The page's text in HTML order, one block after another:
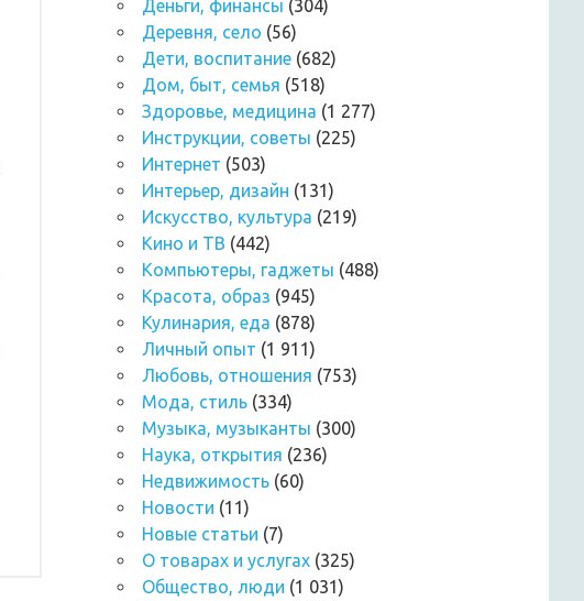
Деньги, финансы (304)
Деревня, село (56)
Дети, воспитание (682)
Дом, быт, семья (518)
Здоровье, медицина (1 277)
Инструкции, советы (225)
Интернет (503)
Интерьер, дизайн (131)
Искусство, культура (219)
Кино и ТВ (442)
Компьютеры, гаджеты (488)
Красота, образ (945)
Кулинария, еда (878)
Личный опыт (1 911)
Любовь, отношения (753)
Мода, стиль (334)
Музыка, музыканты (300)
Наука, открытия (236)
Недвижимость (60)
Новости (11)
Новые статьи (7)
О товарах и услугах (325)
Общество, люди (1 031)